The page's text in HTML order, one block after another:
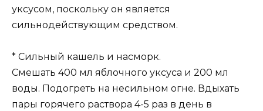
уксусом, поскольку он является
сильнодействующим средством.
* Сильный кашель и насморк.
Смешать 400 мл яблочного уксуса и 200 мл
воды. Подогреть на несильном огне. Вдыхать
пары горячего раствора 4-5 раз в день в